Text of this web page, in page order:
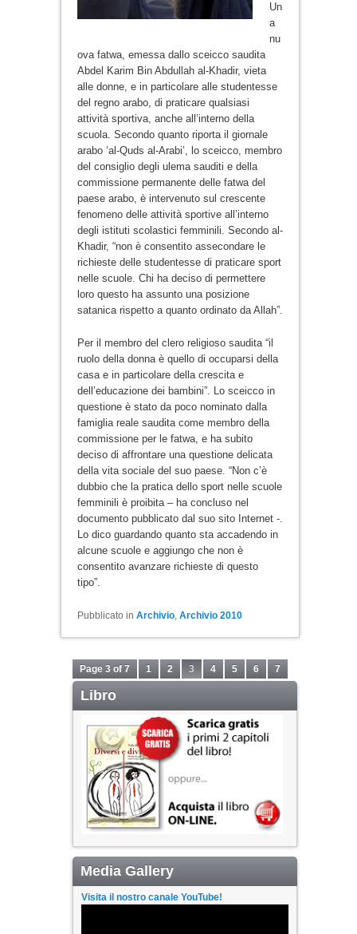
Un
a
nu
ova fatwa, emessa dallo sceicco saudita
Abdel Karim Bin Abdullah al-Khadir, vieta
alle donne, e in particolare alle studentesse
del regno arabo, di praticare qualsiasi
attività sportiva, anche all’interno della
scuola. Secondo quanto riporta il giornale
arabo ‘al-Quds al-Arabi’, lo sceicco, membro
del consiglio degli ulema sauditi e della
commissione permanente delle fatwa del
paese arabo, è intervenuto sul crescente
fenomeno delle attività sportive all’interno
degli istituti scolastici femminili. Secondo al-
Khadir, “non è consentito assecondare le
richieste delle studentesse di praticare sport
nelle scuole. Chi ha deciso di permettere
loro questo ha assunto una posizione
satanica rispetto a quanto ordinato da Allah”.
Per il membro del clero religioso saudita “il
ruolo della donna è quello di occuparsi della
casa e in particolare della crescita e
dell’educazione dei bambini”. Lo sceicco in
questione è stato da poco nominato dalla
famiglia reale saudita come membro della
commissione per le fatwa, e ha subito
deciso di affrontare una questione delicata
della vita sociale del suo paese. “Non c’è
dubbio che la pratica dello sport nelle scuole
femminili è proibita – ha concluso nel
documento pubblicato dal suo sito Internet -.
Lo dico guardando quanto sta accadendo in
alcune scuole e aggiungo che non è
consentito avanzare richieste di questo
tipo”.
Pubblicato in Archivio, Archivio 2010
Page 3 of 7 1 2 3 4 5 6 7
Libro
Media Gallery
Visita il nostro canale YouTube!